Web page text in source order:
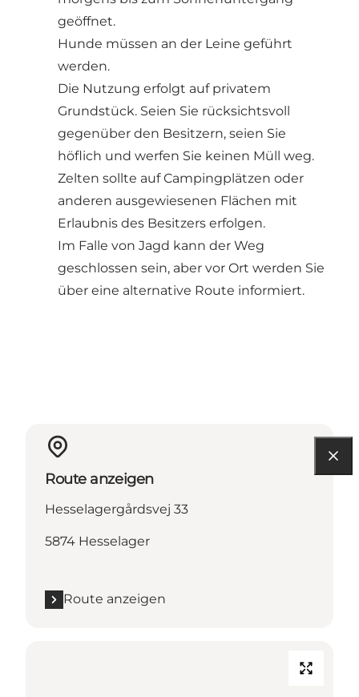
geöffnet.
Hunde müssen an der Leine geführt
werden.
Die Nutzung erfolgt auf privatem
Grundstück. Seien Sie rücksichtsvoll
gegenüber den Besitzern, seien Sie
höflich und werfen Sie keinen Müll weg.
Zelten sollte auf Campingplätzen oder
anderen ausgewiesenen Flächen mit
Erlaubnis des Besitzers erfolgen.
Im Falle von Jagd kann der Weg
geschlossen sein, aber vor Ort werden Sie
über eine alternative Route informiert.
Route anzeigen
Hesselagergårdsvej 33
5874 Hesselager
Route anzeigen